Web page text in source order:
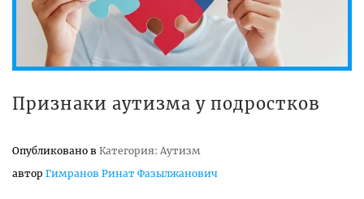
Признаки аутизма у подростков
Опубликовано в Категория: Аутизм
автор Гимранов Ринат Фазылжанович